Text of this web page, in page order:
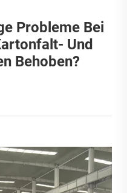
Probleme Bei
Und
Behoben?